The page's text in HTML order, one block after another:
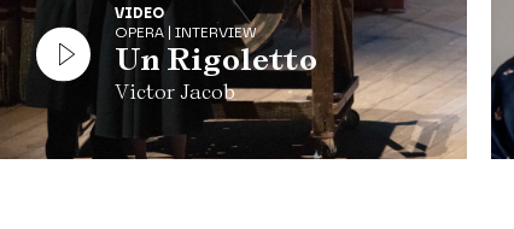
VIDEO
OPERA | INTERVIEW
Un Rigoletto
Victor Jacob